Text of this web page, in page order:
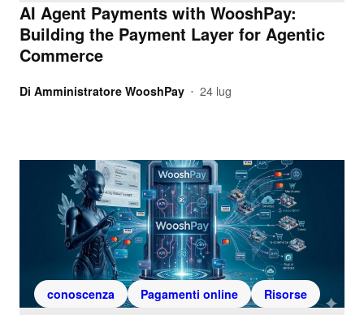
AI Agent Payments with WooshPay:
Building the Payment Layer for Agentic
Commerce
Di Amministratore WooshPay • 24 lug
conoscenza Pagamenti online Risorse